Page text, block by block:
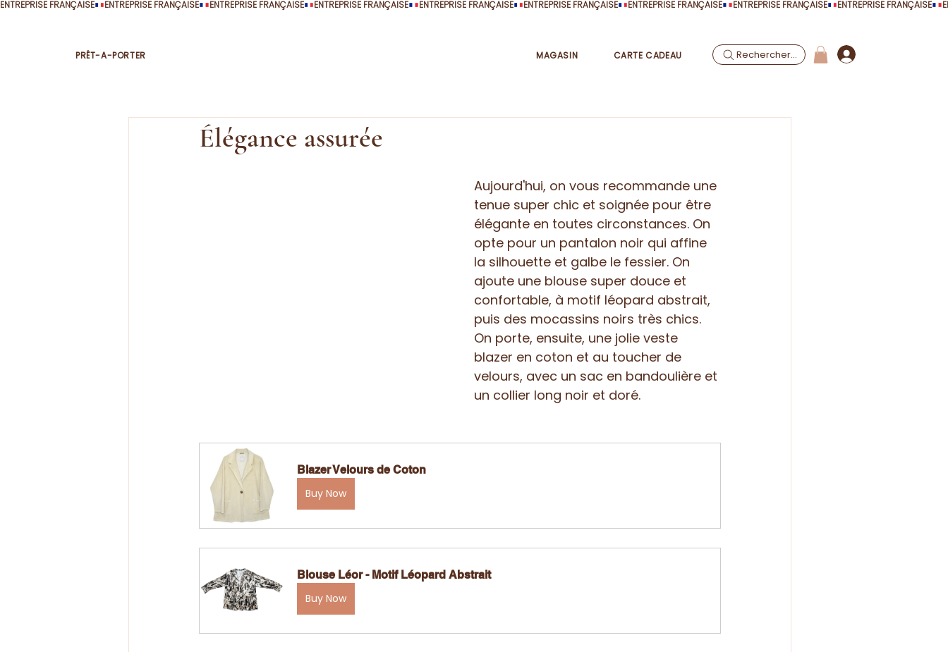
ENTREPRISE FRANÇAISE
PRÊT-A-PORTER MAGASIN CARTE CADEAU Rechercher...
Élégance assurée
Aujourd'hui, on vous recommande une
tenue super chic et soignée pour être
élégante en toutes circonstances. On
opte pour un pantalon noir qui affine
la silhouette et galbe le fessier. On
ajoute une blouse super douce et
confortable, à motif léopard abstrait,
puis des mocassins noirs très chics.
On porte, ensuite, une jolie veste
blazer en coton et au toucher de
velours, avec un sac en bandoulière et
un collier long noir et doré.
Blazer Velours de Coton
Buy Now
Blouse Léor - Motif Léopard Abstrait
Buy Now